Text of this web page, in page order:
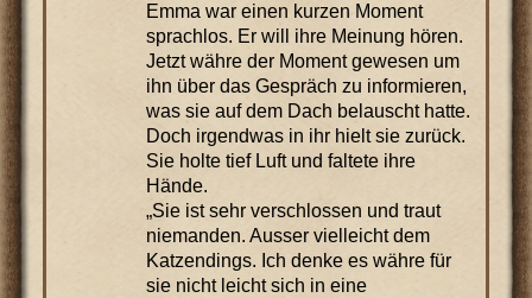
Emma war einen kurzen Moment
sprachlos. Er will ihre Meinung hören.
Jetzt währe der Moment gewesen um
ihn über das Gespräch zu informieren,
was sie auf dem Dach belauscht hatte.
Doch irgendwas in ihr hielt sie zurück.
Sie holte tief Luft und faltete ihre
Hände.
„Sie ist sehr verschlossen und traut
niemanden. Ausser vielleicht dem
Katzendings. Ich denke es währe für
sie nicht leicht sich in eine